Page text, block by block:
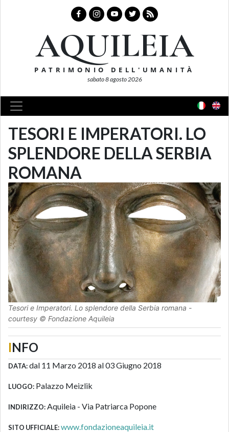
AQUILEIA
PATRIMONIO DELL'UMANITÀ
sabato 8 agosto 2026
TESORI E IMPERATORI. LO
SPLENDORE DELLA SERBIA
ROMANA
Tesori e Imperatori. Lo splendore della Serbia romana -
courtesy © Fondazione Aquileia
INFO
DATA:dal 11 Marzo 2018 al 03 Giugno 2018
LUOGO: Palazzo Meizlik
INDIRIZZO:Aquileia - Via Patriarca Popone
SITO UFFICIALE:www.fondazioneaquileia.it